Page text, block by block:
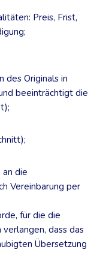
Preis, Frist,
des Originals in
beeinträchtigt die
die
Vereinbarung per
für die die
dass das
Übersetzung